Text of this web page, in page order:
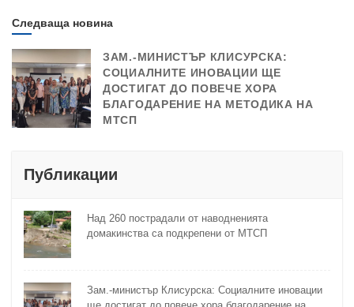
Следваща новина
ЗАМ.-МИНИСТЪР КЛИСУРСКА:
СОЦИАЛНИТЕ ИНОВАЦИИ ЩЕ
ДОСТИГАТ ДО ПОВЕЧЕ ХОРА
БЛАГОДАРЕНИЕ НА МЕТОДИКА НА
МТСП
Публикации
Над 260 пострадали от наводненията
домакинства са подкрепени от МТСП
Зам.-министър Клисурска: Социалните иновации